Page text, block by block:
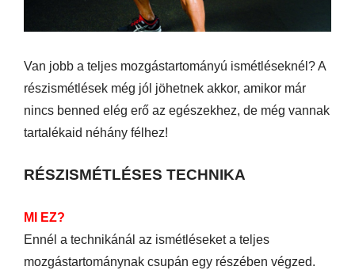
Van jobb a teljes mozgástartományú ismétléseknél? A
részismétlések még jól jöhetnek akkor, amikor már
nincs benned elég erő az egészekhez, de még vannak
tartalékaid néhány félhez!
RÉSZISMÉTLÉSES TECHNIKA
MI EZ?
Ennél a technikánál az ismétléseket a teljes
mozgástartománynak csupán egy részében végzed.